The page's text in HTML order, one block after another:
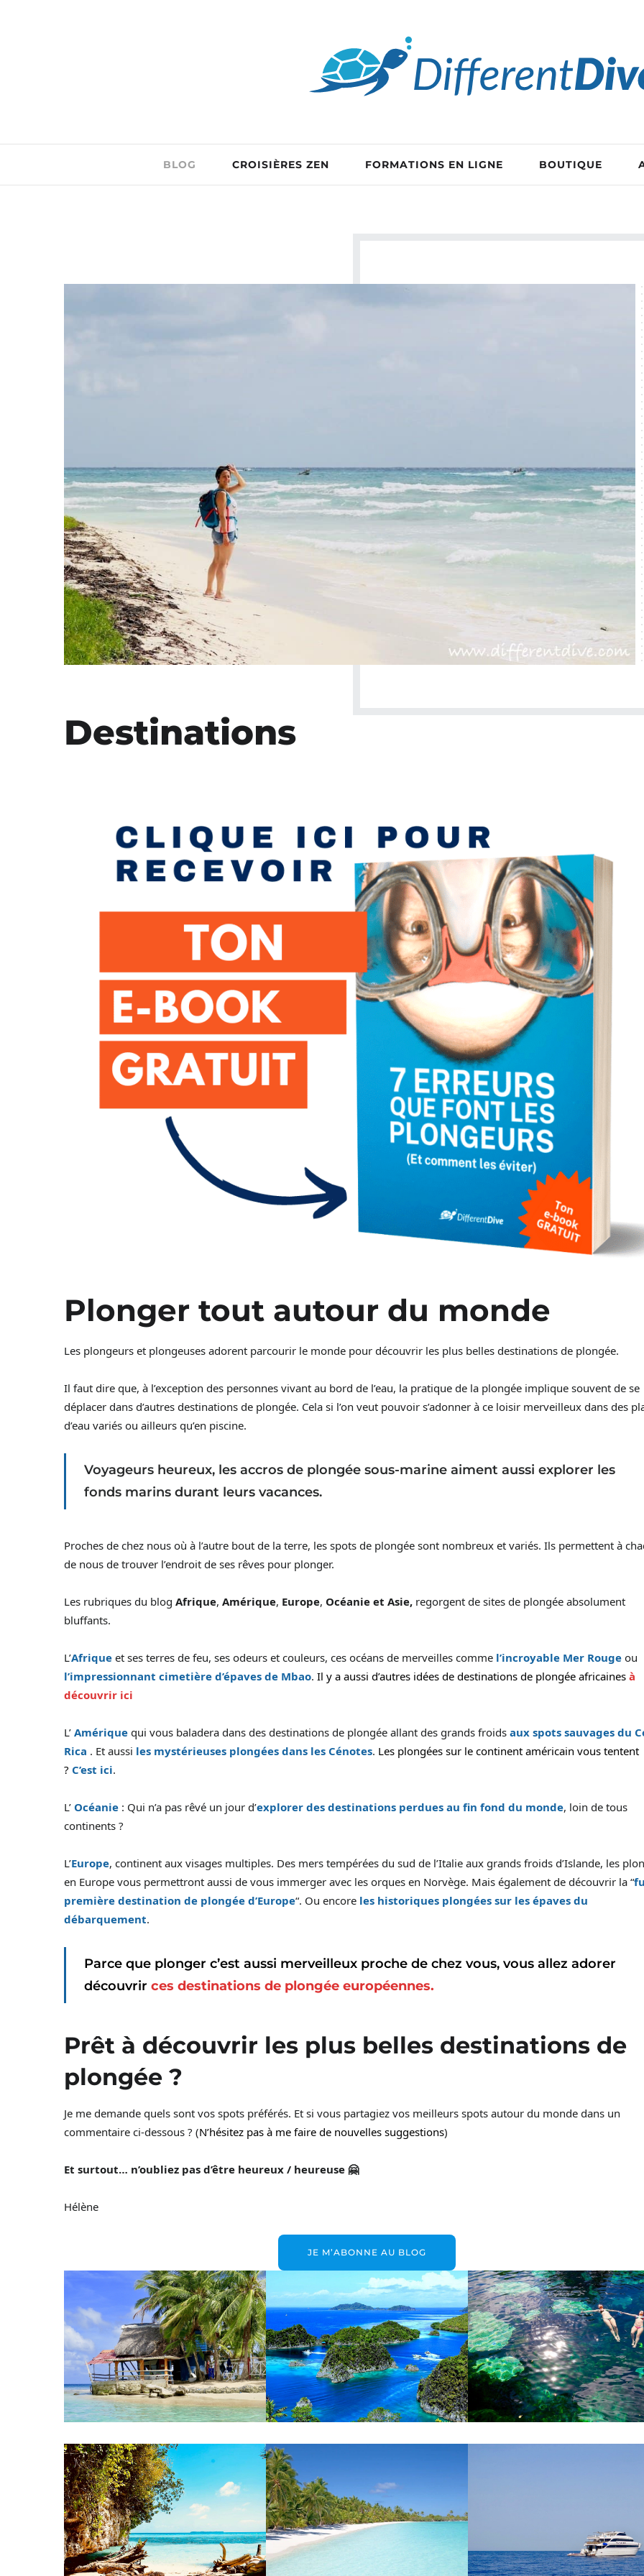
BLOG CROISIÈRES ZEN FORMATIONS EN LIGNE BOUTIQUE
Destinations
Plonger tout autour du monde
Les plongeurs et plongeuses adorent parcourir le monde pour découvrir les plus belles destinations de plongée.
Il faut dire que, à l’exception des personnes vivant au bord de l’eau, la pratique de la plongée implique souvent de se
déplacer dans d’autres destinations de plongée. Cela si l’on veut pouvoir s’adonner à ce loisir merveilleux dans des
d’eau variés ou ailleurs qu’en piscine.
Voyageurs heureux, les accros de plongée sous-marine aiment aussi explorer les
fonds marins durant leurs vacances.
Proches de chez nous où à l’autre bout de la terre, les spots de plongée sont nombreux et variés. Ils permettent à
de nous de trouver l’endroit de ses rêves pour plonger.
Les rubriques du blog Afrique, Amérique, Europe, Océanie et Asie, regorgent de sites de plongée absolument
bluffants.
L’Afrique et ses terres de feu, ses odeurs et couleurs, ces océans de merveilles comme l’incroyable Mer Rouge ou
l’impressionnant cimetière d’épaves de Mbao. Il y a aussi d’autres idées de destinations de plongée africaines à
découvrir ici
L’ Amérique qui vous baladera dans des destinations de plongée allant des grands froids aux spots sauvages du
Rica . Et aussi les mystérieuses plongées dans les Cénotes. Les plongées sur le continent américain vous tentent
? C’est ici.
L’ Océanie : Qui n’a pas rêvé un jour d’explorer des destinations perdues au fin fond du monde, loin de tous
continents ?
L’Europe, continent aux visages multiples. Des mers tempérées du sud de l’Italie aux grands froids d’Islande, les
en Europe vous permettront aussi de vous immerger avec les orques en Norvège. Mais également de découvrir la “
première destination de plongée d’Europe“. Ou encore les historiques plongées sur les épaves du
débarquement.
Parce que plonger c’est aussi merveilleux proche de chez vous, vous allez adorer
découvrir ces destinations de plongée européennes.
Prêt à découvrir les plus belles destinations de
plongée ?
Je me demande quels sont vos spots préférés. Et si vous partagiez vos meilleurs spots autour du monde dans un
commentaire ci-dessous ? (N’hésitez pas à me faire de nouvelles suggestions)
Et surtout… n’oubliez pas d’être heureux / heureuse 🤗
Hélène
JE M’ABONNE AU BLOG